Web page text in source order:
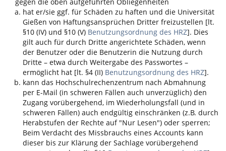
hat er/sie ggf. für Schäden zu haften und die Universität
Gießen von Haftungsansprüchen Dritter freizustellen [lt.
§10 (IV) und §10 (V) Benutzungsordnung des HRZ]. Dies
gilt auch für durch Dritte angerichtete Schäden, wenn
der Benutzer oder die Benutzerin die Nutzung durch
Dritte – etwa durch Weitergabe des Passwortes –
ermöglicht hat [lt. §4 (II) Benutzungsordnung des HRZ].
kann das Hochschulrechenzentrum nach Abmahnung
per E-Mail (in schweren Fällen auch unverzüglich) den
Zugang vorübergehend, im Wiederholungsfall (und in
schweren Fällen) auch endgültig einschränken (z.B. durch
Herabstufen der Rechte auf "Nur Lesen") oder sperren;
Beim Verdacht des Missbrauchs eines Accounts kann
dieser bis zur Klärung der Sachlage vorübergehend